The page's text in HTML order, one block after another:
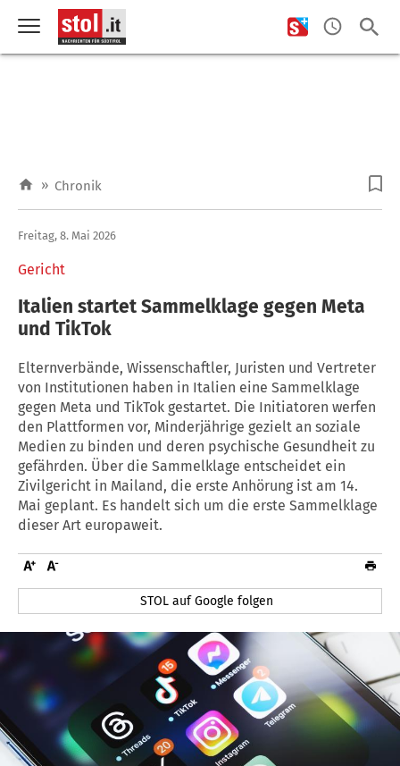
» Chronik
Gericht
Freitag, 8. Mai 2026
Italien startet Sammelklage gegen Meta
und TikTok
Elternverbände, Wissenschaftler, Juristen und Vertreter
von Institutionen haben in Italien eine Sammelklage
gegen Meta und TikTok gestartet. Die Initiatoren werfen
den Plattformen vor, Minderjährige gezielt an soziale
Medien zu binden und deren psychische Gesundheit zu
gefährden. Über die Sammelklage entscheidet ein
Zivilgericht in Mailand, die erste Anhörung ist am 14.
Mai geplant. Es handelt sich um die erste Sammelklage
dieser Art europaweit.
STOL auf Google folgen